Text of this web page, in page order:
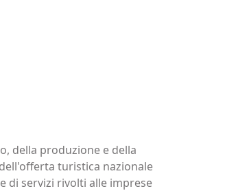
della produzione e della
turistica nazionale
di servizi rivolti alle imprese